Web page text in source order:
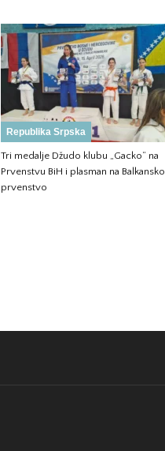
Republika Srpska
Tri medalje Džudo klubu „Gacko“ na
Prvenstvu BiH i plasman na Balkansko
prvenstvo